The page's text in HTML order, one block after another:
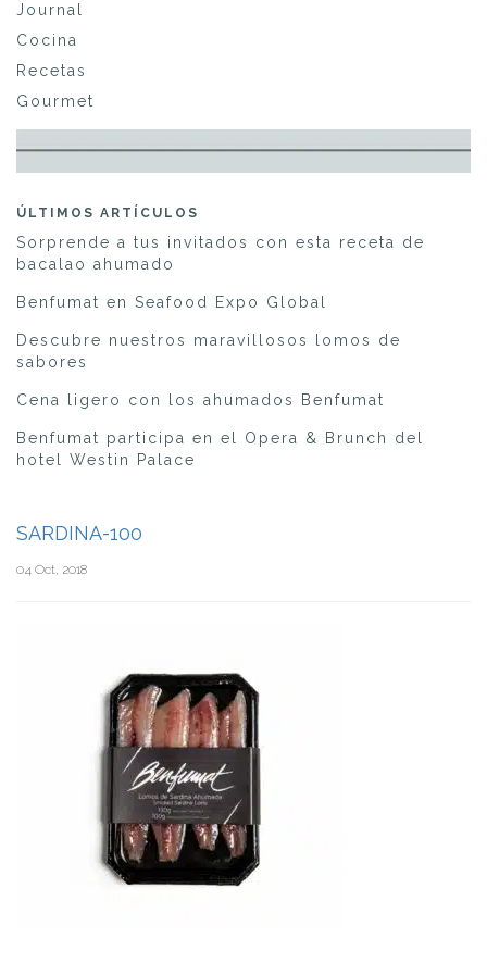
Journal
Cocina
Recetas
Gourmet
ÚLTIMOS ARTÍCULOS
Sorprende a tus invitados con esta receta de
bacalao ahumado
Benfumat en Seafood Expo Global
Descubre nuestros maravillosos lomos de
sabores
Cena ligero con los ahumados Benfumat
Benfumat participa en el Opera & Brunch del
hotel Westin Palace
SARDINA-100
04 Oct, 2018